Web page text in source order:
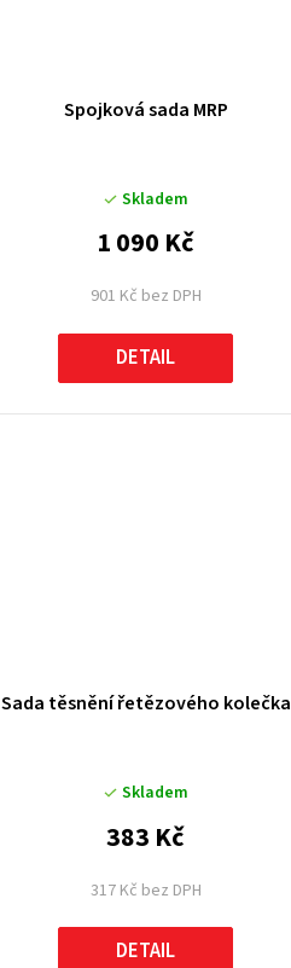
Spojková sada MRP
Skladem
901 Kč bez DPH
1 090 Kč
DETAIL
Sada těsnění řetězového kolečka
Skladem
317 Kč bez DPH
383 Kč
DETAIL